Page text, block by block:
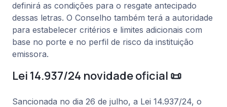
definirá as condições para o resgate antecipado
dessas letras. O Conselho também terá a autoridade
para estabelecer critérios e limites adicionais com
base no porte e no perfil de risco da instituição
emissora.
Lei 14.937/24 novidade oficial 📜
Sancionada no dia 26 de julho, a Lei 14.937/24, o